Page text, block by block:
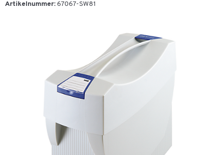
Artikelnummer: 67067-SW81